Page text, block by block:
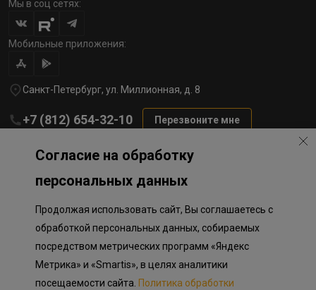
Мы в соц сетях:
Мобильные приложения:
Санкт-Петербург, ул. Миллионная, д. 8
+7 (812) 654-32-10 Перезвоните мне
Политика обработки персональных данных
Информация о плановом направлении средств
на строительство соц.объектов в Окле
Приложение к программе лояльности
Разработка сайта «Пикмедиа»
Информация, представленная на сайте, носит исключительно
Согласие на обработку
персональных данных
Продолжая использовать сайт, Вы соглашаетесь с
обработкой персональных данных, собираемых
посредством метрических программ «Яндекс
Метрика» и «Smartis», в целях аналитики
посещаемости сайта. Политика обработки